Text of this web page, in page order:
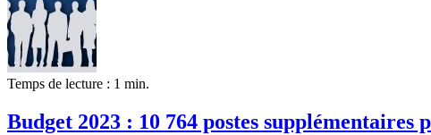
Temps de lecture : 1 min.
Budget 2023 : 10 764 postes